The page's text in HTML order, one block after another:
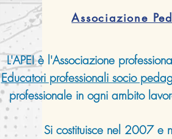
Associazione
L'APEI è l'Associazione
Educatori professionali socio
professionale in ogni ambito
Si costituisce nel 2007 e